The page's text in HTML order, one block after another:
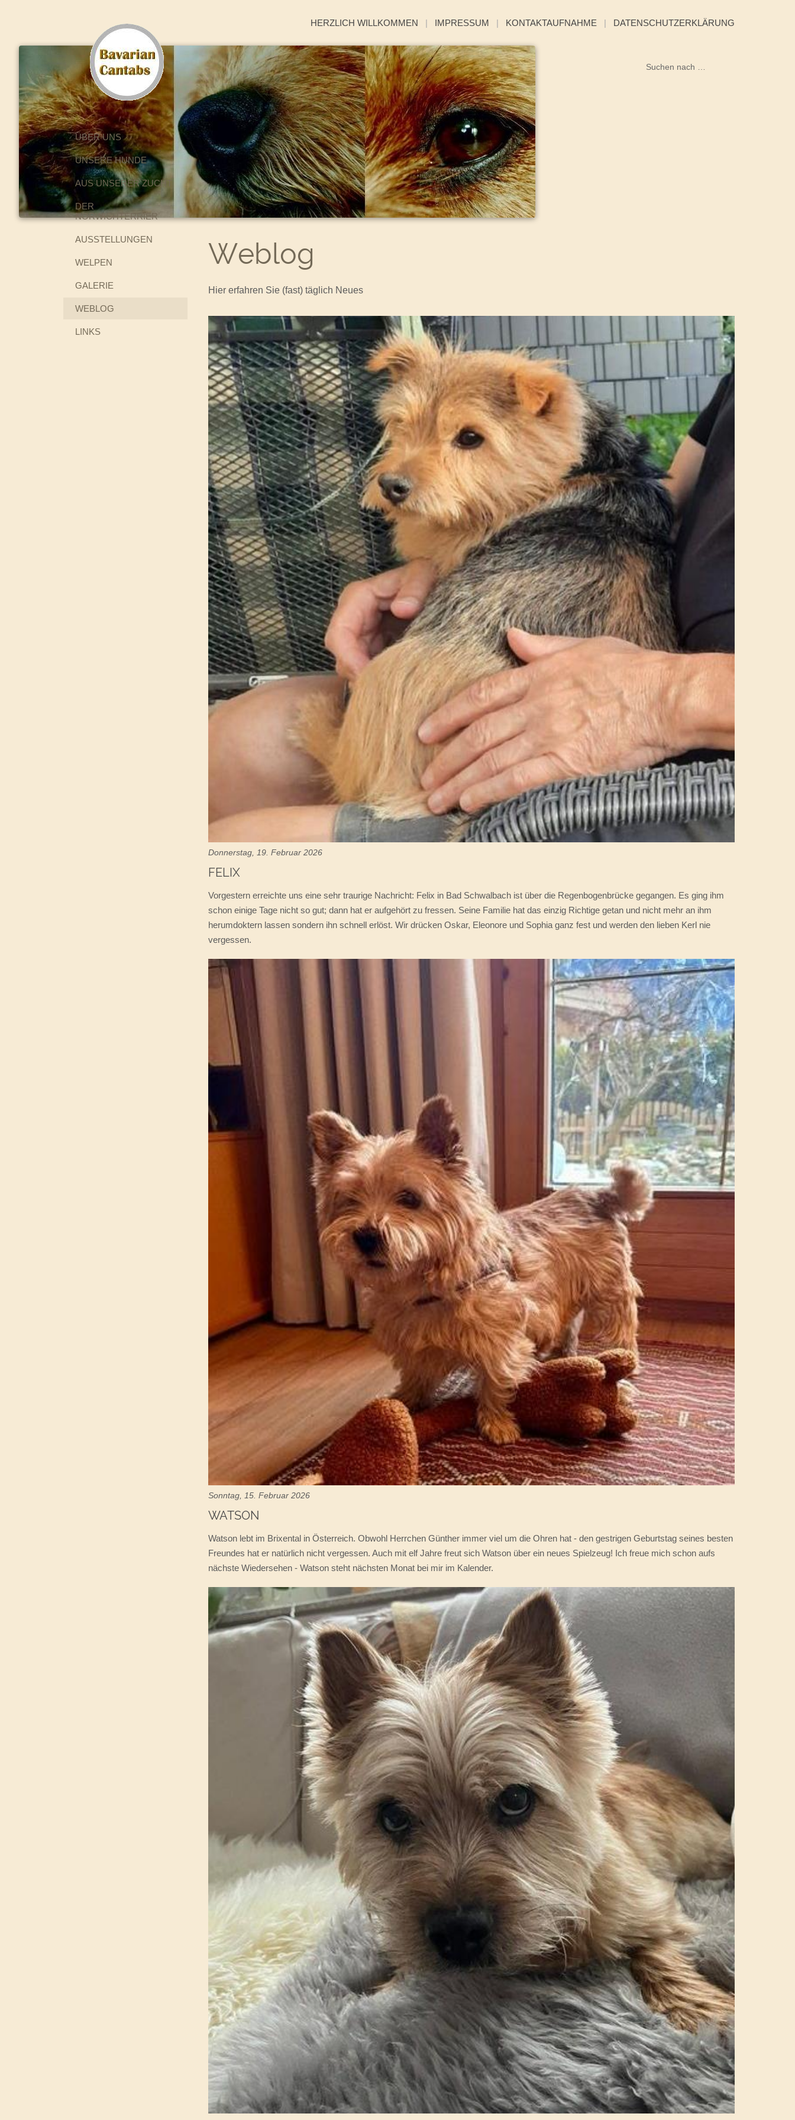
ÜBER UNS
UNSERE HUNDE
AUS UNSERER ZUCHT
DER
NORWICHTERRIER
AUSSTELLUNGEN
WELPEN
GALERIE
WEBLOG
LINKS
HERZLICH WILLKOMMEN | IMPRESSUM | KONTAKTAUFNAHME | DATENSCHUTZERKLÄRUNG
Weblog
Hier erfahren Sie (fast) täglich Neues
Donnerstag, 19. Februar 2026
FELIX
Vorgestern erreichte uns eine sehr traurige Nachricht: Felix in Bad Schwalbach ist über die Regenbogenbrücke gegangen. Es ging ihm
schon einige Tage nicht so gut; dann hat er aufgehört zu fressen. Seine Familie hat das einzig Richtige getan und nicht mehr an ihm
herumdoktern lassen sondern ihn schnell erlöst. Wir drücken Oskar, Eleonore und Sophia ganz fest und werden den lieben Kerl nie
vergessen.
Sonntag, 15. Februar 2026
WATSON
Watson lebt im Brixental in Österreich. Obwohl Herrchen Günther immer viel um die Ohren hat - den gestrigen Geburtstag seines besten
Freundes hat er natürlich nicht vergessen. Auch mit elf Jahre freut sich Watson über ein neues Spielzeug! Ich freue mich schon aufs
nächste Wiedersehen - Watson steht nächsten Monat bei mir im Kalender.